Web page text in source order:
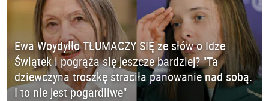
Ewa Woydyłło TŁUMACZY SIĘ ze słów o Idze
Świątek i pogrąża się jeszcze bardziej? "Ta
dziewczyna troszkę straciła panowanie nad sobą.
I to nie jest pogardliwe"